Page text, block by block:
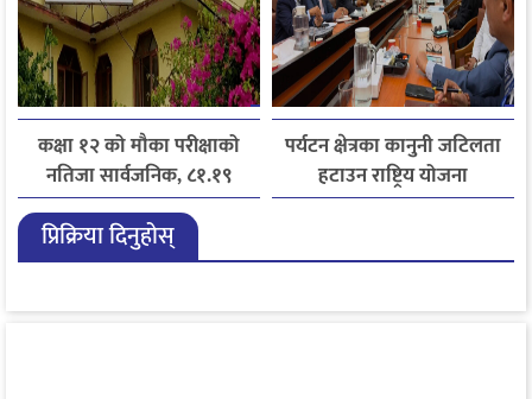
कक्षा १२ को मौका परीक्षाको
नतिजा सार्वजनिक, ८१.१९
प्रतिशत विद्यार्थी उत्तीर्ण
पर्यटन क्षेत्रका कानुनी जटिलता
हटाउन राष्ट्रिय योजना
आयोगसमक्ष होटल संघ
प्रिक्रिया दिनुहोस्